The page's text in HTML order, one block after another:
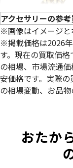
参考買取価格
アクセサリーの参
※画像はイメージと
※掲載価格は2026
す。現在の買取価
の相場、市場流通
安価格です。実際
の相場変動、お品物
おたか